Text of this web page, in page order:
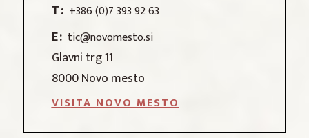
T: +386 (0)7 393 92 63
E: tic@novomesto.si
Glavni trg 11
8000 Novo mesto
VISITA NOVO MESTO